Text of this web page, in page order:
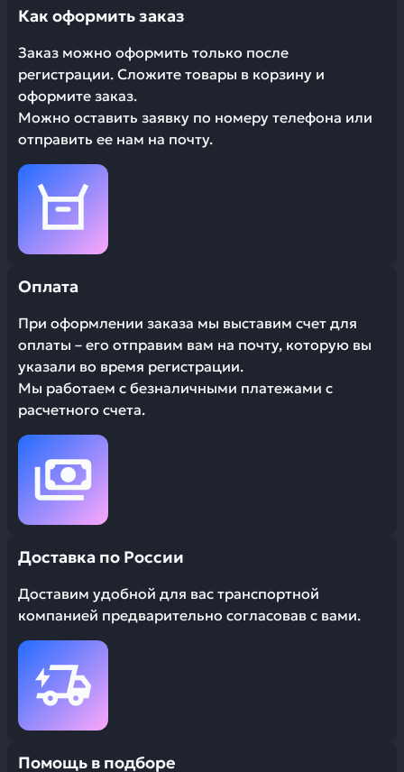
Как оформить заказ
Заказ можно оформить только после
регистрации. Сложите товары в корзину и
оформите заказ.
Можно оставить заявку по номеру телефона или
отправить ее нам на почту.
Оплата
При оформлении заказа мы выставим счет для
оплаты – его отправим вам на почту, которую вы
указали во время регистрации.
Мы работаем с безналичными платежами с
расчетного счета.
Доставка по России
Доставим удобной для вас транспортной
компанией предварительно согласовав с вами.
Помощь в подборе